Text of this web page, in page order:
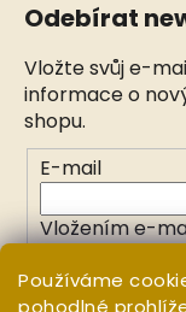
Používáme
pohodlné
Odebírat
Vložte svůj e-
informace o
shopu.
E-mail
Vložením e-